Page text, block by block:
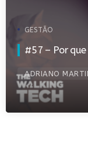
GESTÃO
#57 – Por que
ADRIANO